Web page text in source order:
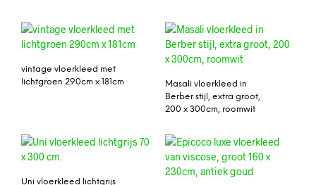
vintage vloerkleed met
lichtgroen 290cm x 181cm
Masali vloerkleed in
Berber stijl, extra groot,
200 x 300cm, roomwit
Uni vloerkleed lichtgrijs